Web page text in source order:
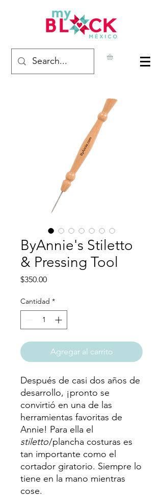
ByAnnie's Stiletto
& Pressing Tool
$350.00Precio
Cantidad *
Agregar al carrito
Después de casi dos años de
desarrollo, ¡pronto se
convirtió en una de las
herramientas favoritas de
Annie! Para ella el
stiletto/plancha costuras es
tan importante como el
cortador giratorio. Siempre lo
tiene en la mano mientras
cose.